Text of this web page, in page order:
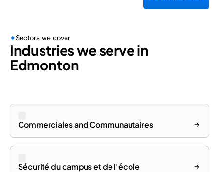
Sectors we cover
Industries we serve in
Edmonton
Commerciales and Communautaires
Sécurité du campus et de l'école